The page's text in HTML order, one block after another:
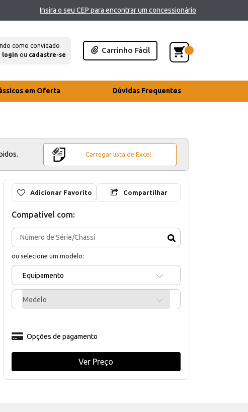
Insira o seu CEP para encontrar um concessionário
como convidado
login ou cadastre-se
Carrinho Fácil
em Oferta Dúvidas Frequentes
Carregar lista de Excel
Adicionar Favorito Compartilhar
Compativel com:
ou selecione um modelo:
Equipamento
Modelo
Opções de pagamento
Ver Preço